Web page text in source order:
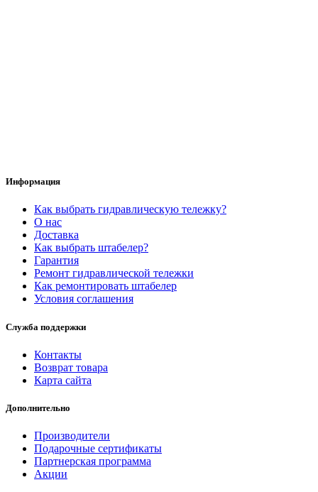
Информация
Как выбрать гидравлическую тележку?
О нас
Доставка
Как выбрать штабелер?
Гарантия
Ремонт гидравлической тележки
Как ремонтировать штабелер
Условия соглашения
Служба поддержки
Контакты
Возврат товара
Карта сайта
Дополнительно
Производители
Подарочные сертификаты
Партнерская программа
Акции